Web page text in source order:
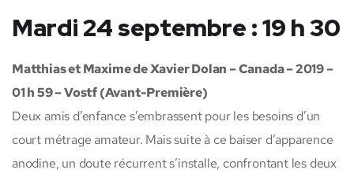
Mardi 24 septembre : 19 h 30
Matthias et Maxime de Xavier Dolan – Canada – 2019 –
01 h 59 – Vostf (Avant-Première)
Deux amis d’enfance s’embrassent pour les besoins d’un
court métrage amateur. Mais suite à ce baiser d’apparence
anodine, un doute récurrent s’installe, confrontant les deux